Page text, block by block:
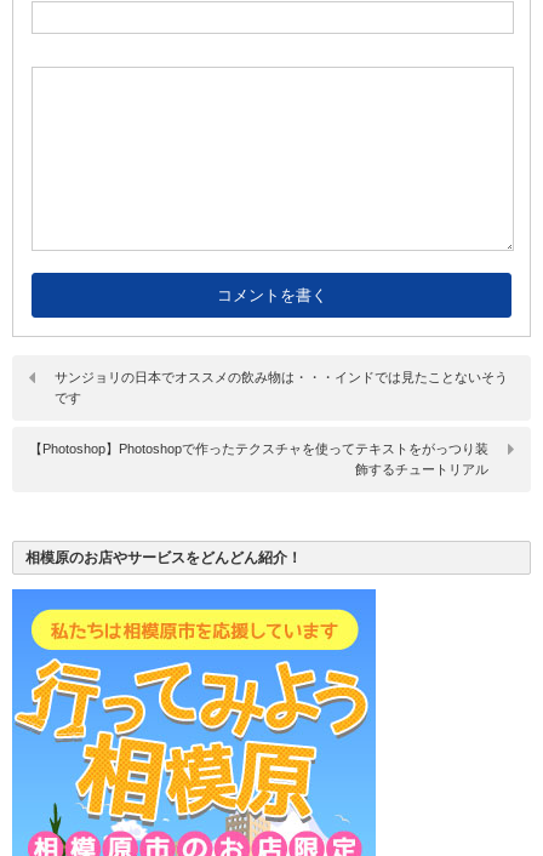
サンジョリの日本でオススメの飲み物は・・・インドでは見たことないそう
です
【Photoshop】Photoshopで作ったテクスチャを使ってテキストをがっつり装
飾するチュートリアル
相模原のお店やサービスをどんどん紹介！